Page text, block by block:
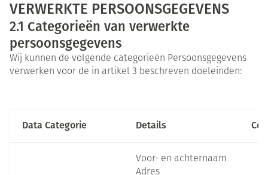
VERWERKTE PERSOONSGEGEVENS
2.1 Categorieën van verwerkte
persoonsgegevens
Wij kunnen de volgende categorieën Persoonsgegevens
verwerken voor de in artikel 3 beschreven doeleinden:
Data Categorie Details
Voor- en achternaam
Adres